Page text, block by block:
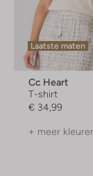
Laatste maten
Cc Heart
T-shirt
€ 34,99
+ meer